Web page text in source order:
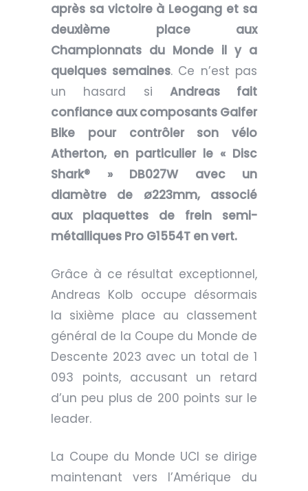
après sa victoire à Leogang et sa
deuxième place aux
Championnats du Monde il y a
quelques semaines. Ce n’est pas
un hasard si Andreas fait
confiance aux composants Galfer
Bike pour contrôler son vélo
Atherton, en particulier le « Disc
Shark® » DB027W avec un
diamètre de ø223mm, associé
aux plaquettes de frein semi-
métalliques Pro G1554T en vert.
Grâce à ce résultat exceptionnel,
Andreas Kolb occupe désormais
la sixième place au classement
général de la Coupe du Monde de
Descente 2023 avec un total de 1
093 points, accusant un retard
d’un peu plus de 200 points sur le
leader.
La Coupe du Monde UCI se dirige
maintenant vers l’Amérique du